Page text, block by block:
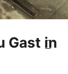
Gast in